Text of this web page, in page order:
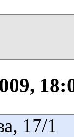
17/1